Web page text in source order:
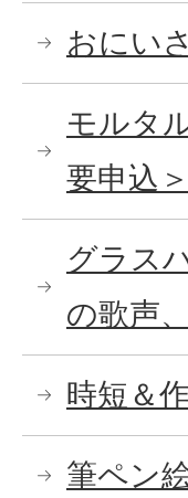
おにい
モルタ
要申込＞
グラス
の歌声
時短＆
筆ペン